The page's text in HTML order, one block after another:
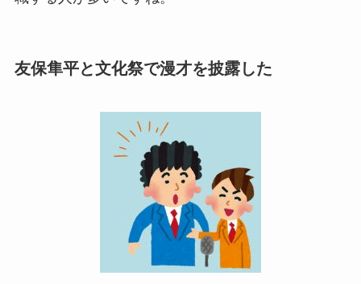
友保隼平と文化祭で漫才を披露した